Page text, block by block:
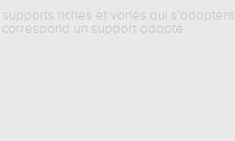
riches et variés qui s’adaptent
un support adapté.